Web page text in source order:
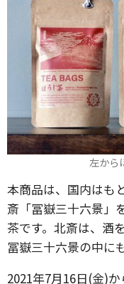
左から
本商品は、国内はも
斎「冨嶽三十六景」
茶です。北斎は、酒
冨嶽三十六景の中に
2021年7月16日(金)